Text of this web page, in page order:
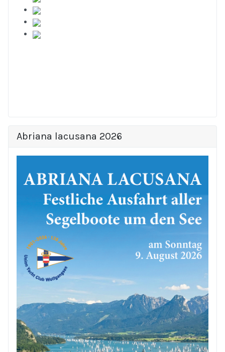
Abriana lacusana 2026